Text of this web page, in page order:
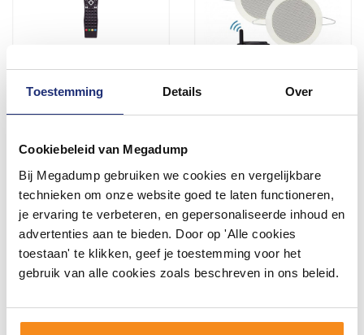
Toestemming Details Over
Cookiebeleid van Megadump
Bij Megadump gebruiken we cookies en vergelijkbare
technieken om onze website goed te laten functioneren,
je ervaring te verbeteren, en gepersonaliseerde inhoud en
advertenties aan te bieden. Door op 'Alle cookies
toestaan' te klikken, geef je toestemming voor het
gebruik van alle cookies zoals beschreven in ons beleid.
Binnen 1 week geleverd
57,10
47,19
Meer info
325,49
Meer info
1 2 3 4 5 8